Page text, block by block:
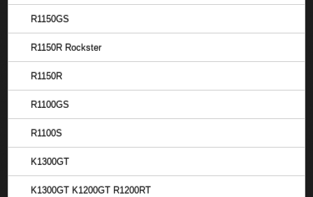
R1150GS
R1150R Rockster
R1150R
R1100GS
R1100S
K1300GT
K1300GT K1200GT R1200RT